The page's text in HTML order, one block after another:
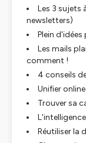
Les 3 sujets
newsletters)
Plein
Les mails
comment !
4 conseils
Unifier
Trouver sa
Réutiliser la